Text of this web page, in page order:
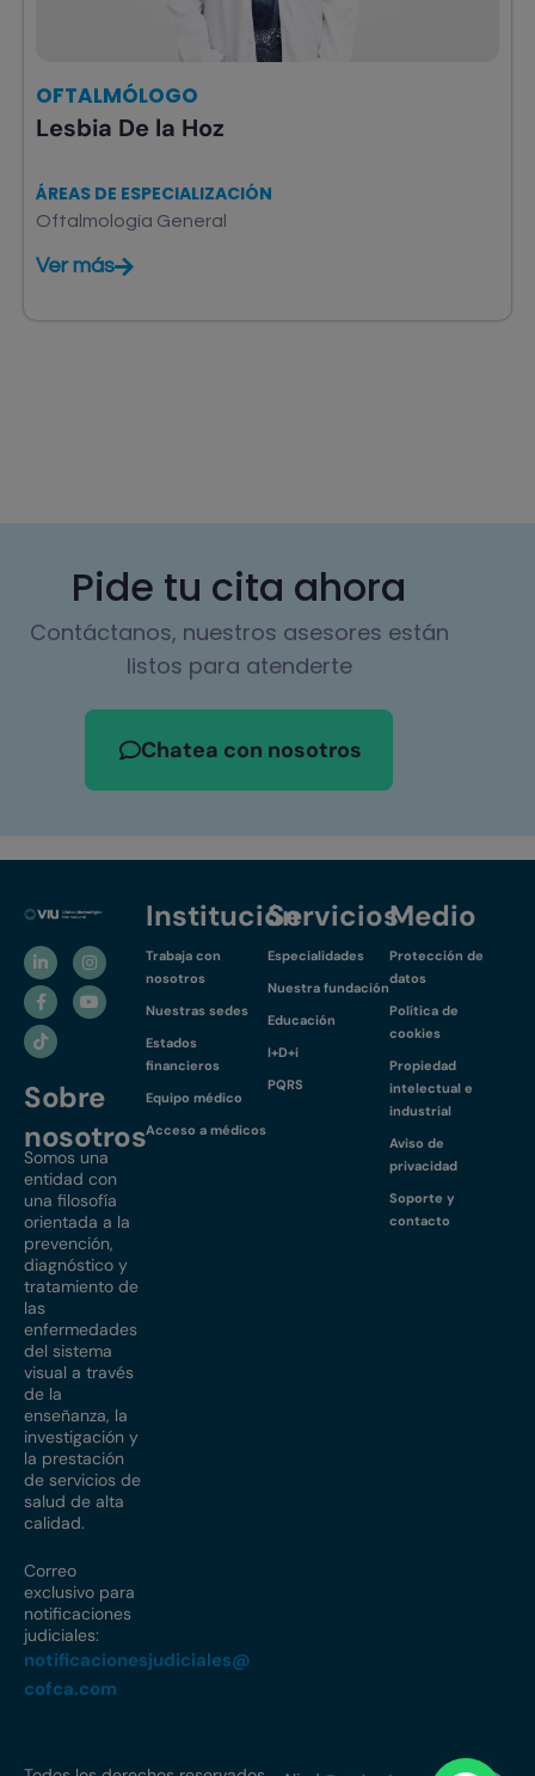
OFTALMÓLOGO
Lesbia De la Hoz
ÁREAS DE ESPECIALIZACIÓN
Oftalmología General
Ver más
Pide tu cita ahora
Contáctanos, nuestros asesores están
listos para atenderte
Chatea con nosotros
Sobre
nosotros
Somos una
entidad con
una filosofía
orientada a la
prevención,
diagnóstico y
tratamiento de
las
enfermedades
del sistema
visual a través
de la
enseñanza, la
investigación y
la prestación
de servicios de
salud de alta
calidad.
Correo
exclusivo para
notificaciones
judiciales:
notificacionesjudiciales@
cofca.com
Institución
Trabaja con
nosotros
Nuestras sedes
Estados
financieros
Equipo médico
Acceso a médicos
Servicios
Especialidades
Nuestra fundación
Educación
I+D+i
PQRS
Medio
Protección de
datos
Política de
cookies
Propiedad
intelectual e
industrial
Aviso de
privacidad
Soporte y
contacto